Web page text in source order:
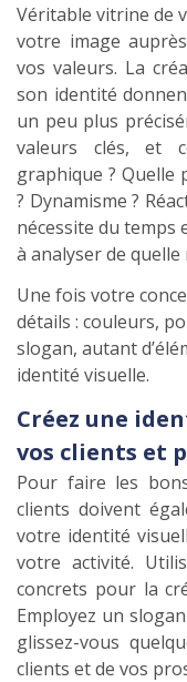
Véritable vitrine de
votre image
vos valeurs. La
son identité
un peu plus
valeurs clés, et
graphique ? Quelle
? Dynamisme ?
nécessite du temps
à analyser de
Une fois votre
détails : couleurs,
slogan, autant
identité visuelle.
Créez une
vos clients et
Pour faire les
clients doivent
votre identité
votre activité.
concrets pour la
Employez un
glissez-vous
clients et de vos